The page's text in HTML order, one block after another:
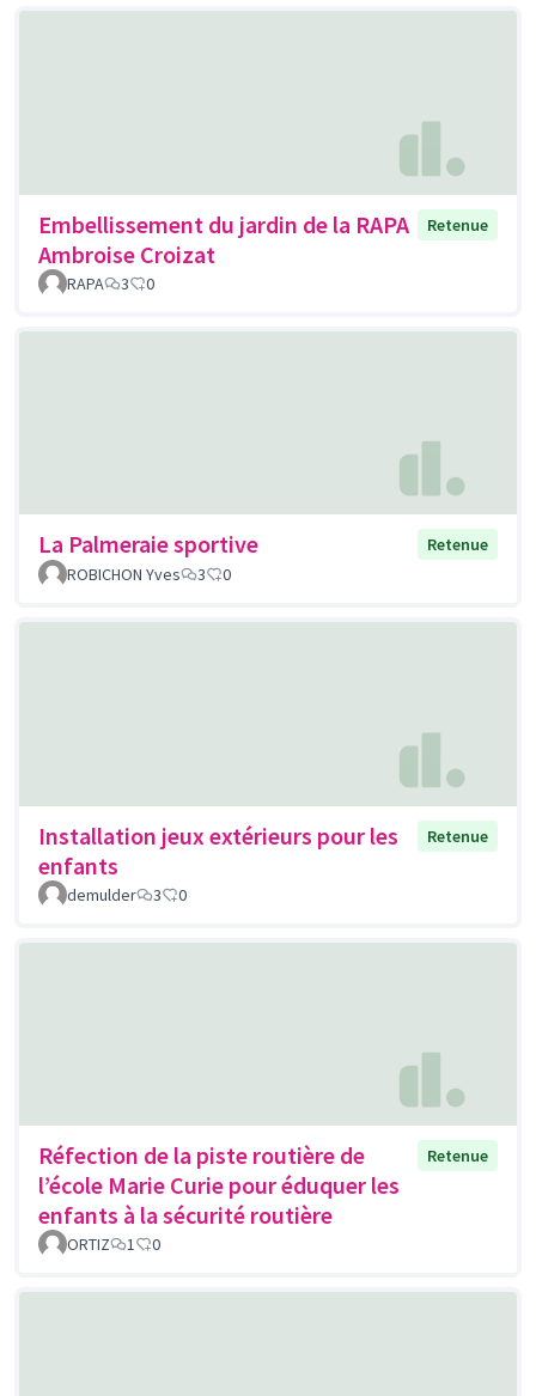
Embellissement du jardin de la RAPA
Ambroise Croizat
Retenue
RAPA 3 0
La Palmeraie sportive
Retenue
ROBICHON Yves
3 0
Installation jeux extérieurs pour les
enfants
Retenue
demulder 3 0
Réfection de la piste routière de
l’école Marie Curie pour éduquer les
enfants à la sécurité routière
Retenue
ORTIZ 1 0